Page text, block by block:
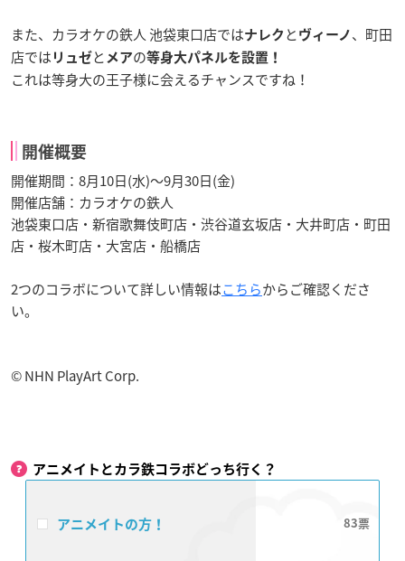
また、カラオケの鉄人 池袋東口店ではナレク と ヴィーノ 、町田
店では リュゼ と メアの等身大パネルを設置！
これは等身大の王子様に会えるチャンスですね！
開催概要
開催期間：8月10日(水)〜9月30日(金)
開催店舗：カラオケの鉄人
池袋東口店・新宿歌舞伎町店・渋谷道玄坂店・大井町店・町田
店・桜木町店・大宮店・船橋店
2つのコラボについて詳しい情報はこちらからご確認くださ
い。
© NHN PlayArt Corp.
アニメイトとカラ鉄コラボどっち行く？
アニメイトの方！ 83